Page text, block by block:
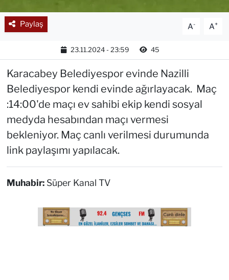
Paylaş A- A+
23.11.2024 - 23:59 45
Karacabey Belediyespor evinde Nazilli
Belediyespor kendi evinde ağırlayacak. Maç
:14:00'de maçı ev sahibi ekip kendi sosyal
medyda hesabından maçı vermesi
bekleniyor. Maç canlı verilmesi durumunda
link paylaşımı yapılacak.
Muhabir: Süper Kanal TV